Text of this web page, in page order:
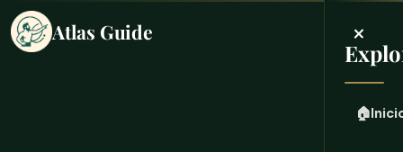
Atlas Guide ×
🏠